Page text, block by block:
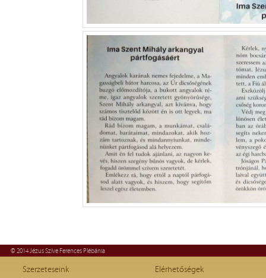
© 2014 Jézus Szíve Ferences Plébánia
Szerzeteseink
Elérhetőségek